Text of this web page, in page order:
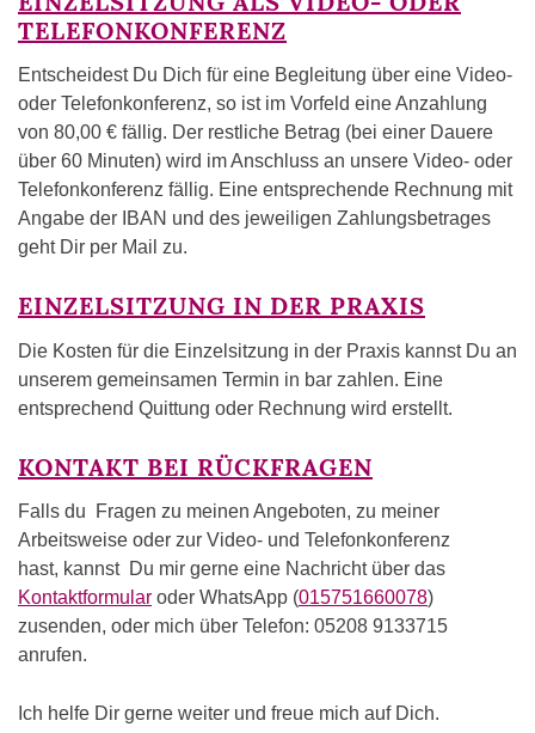
TELEFONKONFERENZ
Entscheidest Du Dich für eine Begleitung über eine Video-
oder Telefonkonferenz, so ist im Vorfeld eine Anzahlung
von 80,00 € fällig. Der restliche Betrag (bei einer Dauere
über 60 Minuten) wird im Anschluss an unsere Video- oder
Telefonkonferenz fällig. Eine entsprechende Rechnung mit
Angabe der IBAN und des jeweiligen Zahlungsbetrages
geht Dir per Mail zu.
EINZELSITZUNG IN DER PRAXIS
Die Kosten für die Einzelsitzung in der Praxis kannst Du an
unserem gemeinsamen Termin in bar zahlen. Eine
entsprechend Quittung oder Rechnung wird erstellt.
KONTAKT BEI RÜCKFRAGEN
Falls du Fragen zu meinen Angeboten, zu meiner
Arbeitsweise oder zur Video- und Telefonkonferenz
hast, kannst Du mir gerne eine Nachricht über das
Kontaktformular oder WhatsApp (015751660078)
zusenden, oder mich über Telefon: 05208 9133715
anrufen.
Ich helfe Dir gerne weiter und freue mich auf Dich.